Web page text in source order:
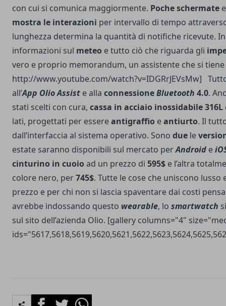
con cui si comunica maggiormente. Poche schermate
mostra le interazioni per intervallo di tempo
lunghezza determina la quantità di notifiche ricevute.
informazioni sul meteo e tutto ciò che riguarda gli
vero e proprio memorandum, un assistente che si
http://www.youtube.com/watch?v=IDGRrJEVsMw]
all’App Olio Assist e alla connessioneBluetooth 4.0.
stati scelti con cura, cassa in acciaio inossidabile 316L
lati, progettati per essereantigraffio eantiurto. Il
dall’interfaccia al sistema operativo. Sono due le
estate saranno disponibili sul mercato perAndroid e
cinturino in cuoio ad un prezzo di 595$ e l’altra
colore nero, per745$. Tutte le cose che uniscono lusso
prezzo e per chi non si lascia spaventare dai costi
avrebbe indossando questo wearable, lo smartwatch
sul sito dell’azienda Olio. [gallery columns="4"
FacebookTwitterWhatsapp